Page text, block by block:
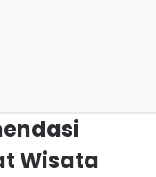
Wisata